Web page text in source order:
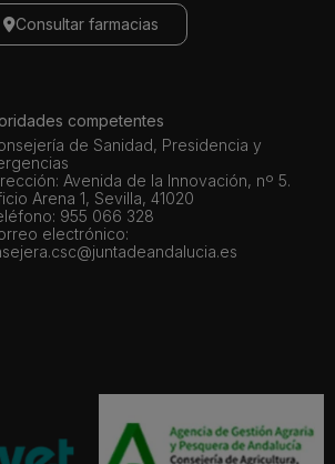
Consultar farmacias
competentes
de Sanidad, Presidencia y
Avenida de la Innovación, nº 5.
Arena 1, Sevilla, 41020
955 066 328
electrónico: